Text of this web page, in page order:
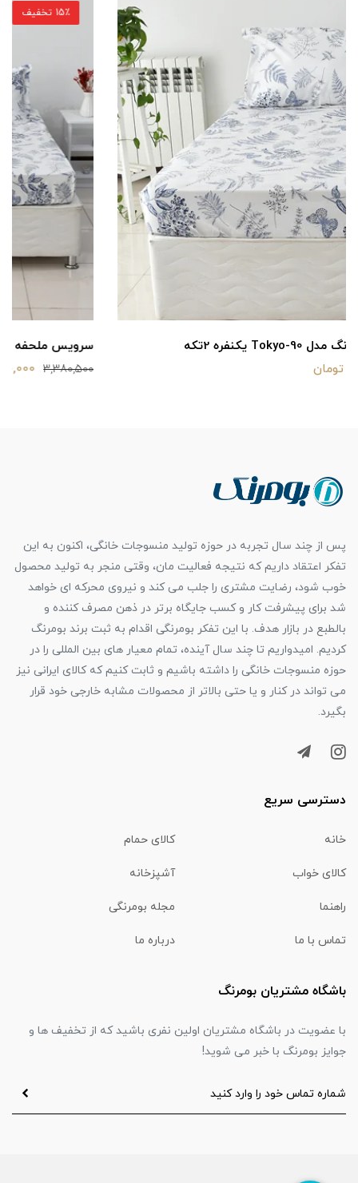
سرویس ملحفه بومرنگ مدل Tokyo-160 دونفره 3تکه
3,380,500
پس از چند سال تجربه در حوزه تولید منسوجات خانگی، اکنون به این
تفکر اعتقاد داریم که نتیجه فعالیت مان، وقتی منجر به تولید محصول
خوب شود، رضایت مشتری را جلب می کند و نیروی محرکه ای خواهد
شد برای پیشرفت کار و کسب جایگاه برتر در ذهن مصرف کننده و
بالطبع در بازار هدف. با این تفکر بومرنگی اقدام به ثبت برند بومرنگ
کردیم. امیدواریم تا چند سال آینده، تمام معیار های بین المللی را در
حوزه منسوجات خانگی را داشته باشیم و ثابت کنیم که کالای ایرانی نیز
می تواند در کنار و یا حتی بالاتر از محصولات مشابه خارجی خود قرار
بگیرد.
دسترسی سریع
خانه کالای حمام
کالای خواب آشپزخانه
راهنما مجله بومرنگی
تماس با ما درباره ما
باشگاه مشتریان بومرنگ
با عضویت در باشگاه مشتریان اولین نفری باشید که از تخفیف ها و
جوایز بومرنگ با خبر می شوید!